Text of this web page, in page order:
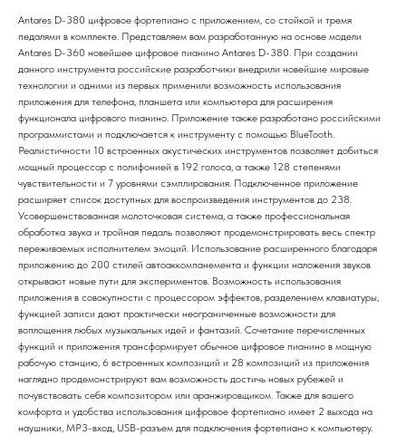
Antares D-380 цифровое фортепиано с приложением, со стойкой и тремя
педалями в комплекте. Представляем вам разработанную на основе модели
Antares D-360 новейшее цифровое пианино Antares D-380. При создании
данного инструмента российские разработчики внедрили новейшие мировые
технологии и одними из первых применили возможность использования
приложения для телефона, планшета или компьютера для расширения
функционала цифрового пианино. Приложение также разработано российскими
программистами и подключается к инструменту с помощью BlueTooth.
Реалистичности 10 встроенных акустических инструментов позволяет добиться
мощный процессор с полифонией в 192 голоса, а также 128 степенями
чувствительности и 7 уровнями сэмплирования. Подключенное приложение
расширяет список доступных для воспроизведения инструментов до 238.
Усовершенствованная молоточковая система, а также профессиональная
обработка звука и тройная педаль позволяют продемонстрировать весь спектр
переживаемых исполнителем эмоций. Использование расширенного благодаря
приложению до 200 стилей автоаккомпанемента и функции наложения звуков
открывают новые пути для экспериментов. Возможность использования
приложения в совокупности с процессором эффектов, разделением клавиатуры,
функцией записи дают практически неограниченные возможности для
воплощения любых музыкальных идей и фантазий. Сочетание перечисленных
функций и приложения трансформирует обычное цифровое пианино в мощную
рабочую станцию, 6 встроенных композиций и 28 композиций из приложения
наглядно продемонстрируют вам возможность достичь новых рубежей и
почувствовать себя композитором или аранжировщиком. Также для вашего
комфорта и удобства использования цифровое фортепиано имеет 2 выхода на
наушники, МР3-вход, USB-разъем для подключения фортепиано к компьютеру.